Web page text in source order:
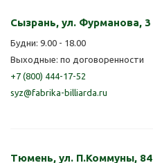
Сызрань, ул. Фурманова, 3
Будни: 9.00 - 18.00
Выходные: по договоренности
+7 (800) 444-17-52
syz@fabrika-billiarda.ru
Тюмень, ул. П.Коммуны, 84